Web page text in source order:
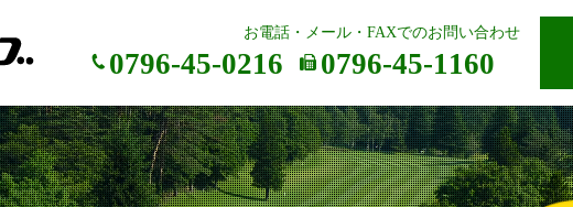
お電話・メール・FAXでのお問い合わせ
0796-45-0216 0796-45-1160